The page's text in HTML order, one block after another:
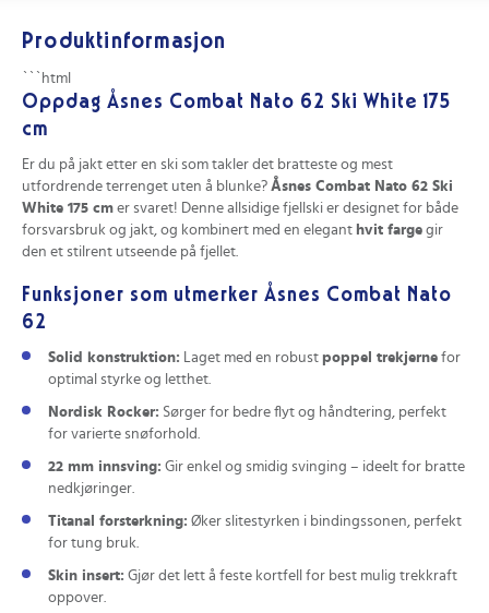
Produktinformasjon
```html
Oppdag Åsnes Combat Nato 62 Ski White 175
cm
Er du på jakt etter en ski som takler det bratteste og mest
utfordrende terrenget uten å blunke? Åsnes Combat Nato 62 Ski
White 175 cm er svaret! Denne allsidige fjellski er designet for både
forsvarsbruk og jakt, og kombinert med en elegant hvit farge gir
den et stilrent utseende på fjellet.
Funksjoner som utmerker Åsnes Combat Nato
62
Solid konstruktion: Laget med en robust poppel trekjerne for
optimal styrke og letthet.
Nordisk Rocker: Sørger for bedre flyt og håndtering, perfekt
for varierte snøforhold.
22 mm innsving: Gir enkel og smidig svinging – ideelt for bratte
nedkjøringer.
Titanal forsterkning: Øker slitestyrken i bindingssonen, perfekt
for tung bruk.
Skin insert: Gjør det lett å feste kortfell for best mulig trekkraft
oppover.